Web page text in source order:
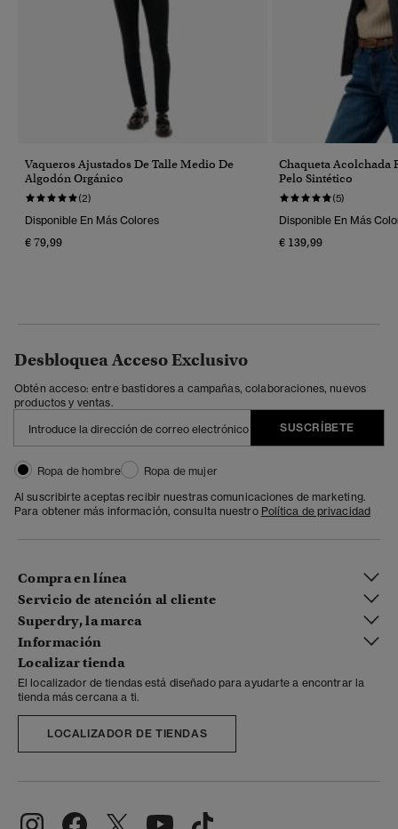
Vaqueros Ajustados De Talle Medio De
Algodón Orgánico
(2)
Disponible En Más Colores
€ 79,99
Chaqueta Acolchada
Pelo Sintético
(5)
Disponible En Más
€ 139,99
Desbloquea Acceso Exclusivo
Obtén acceso: entre bastidores a campañas, colaboraciones, nuevos
productos y ventas.
SUSCRÍBETE
Ropa de hombre
Ropa de mujer
Al suscribirte aceptas recibir nuestras comunicaciones de marketing.
Para obtener más información, consulta nuestro Política de privacidad
Compra en línea
Servicio de atención al cliente
Superdry, la marca
Información
Localizar tienda
El localizador de tiendas está diseñado para ayudarte a encontrar la
tienda más cercana a ti.
LOCALIZADOR DE TIENDAS